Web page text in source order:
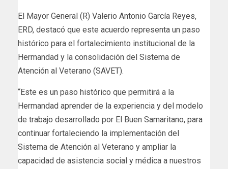
El Mayor General (R) Valerio Antonio García Reyes,
ERD, destacó que este acuerdo representa un paso
histórico para el fortalecimiento institucional de la
Hermandad y la consolidación del Sistema de
Atención al Veterano (SAVET).
“Este es un paso histórico que permitirá a la
Hermandad aprender de la experiencia y del modelo
de trabajo desarrollado por El Buen Samaritano, para
continuar fortaleciendo la implementación del
Sistema de Atención al Veterano y ampliar la
capacidad de asistencia social y médica a nuestros